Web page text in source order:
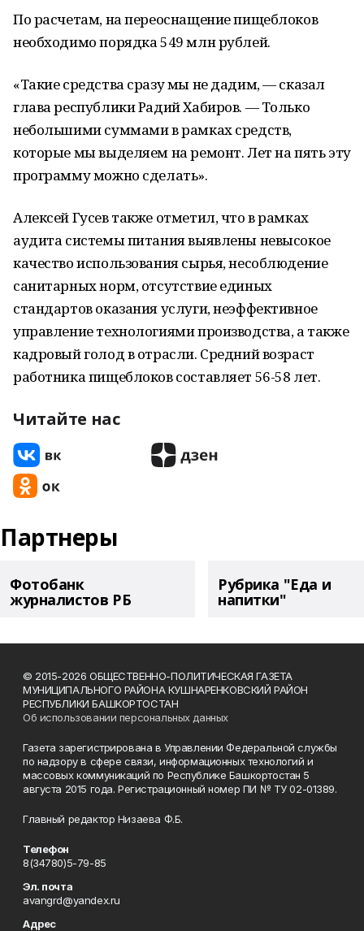
По расчетам, на переоснащение пищеблоков
необходимо порядка 549 млн рублей.
«Такие средства сразу мы не дадим, — сказал
глава республики Радий Хабиров. — Только
небольшими суммами в рамках средств,
которые мы выделяем на ремонт. Лет на пять эту
программу можно сделать».
Алексей Гусев также отметил, что в рамках
аудита системы питания выявлены невысокое
качество использования сырья, несоблюдение
санитарных норм, отсутствие единых
стандартов оказания услуги, неэффективное
управление технологиями производства, а также
кадровый голод в отрасли. Средний возраст
работника пищеблоков составляет 56-58 лет.
Читайте нас
Партнеры
Фотобанк
журналистов РБ
Рубрика "Еда и
напитки"
© 2015-2026 ОБЩЕСТВЕННО-ПОЛИТИЧЕСКАЯ ГАЗЕТА
МУНИЦИПАЛЬНОГО РАЙОНА КУШНАРЕНКОВСКИЙ РАЙОН
РЕСПУБЛИКИ БАШКОРТОСТАН
Об использовании персональных данных
Газета зарегистрирована в Управлении Федеральной службы
по надзору в сфере связи, информационных технологий и
массовых коммуникаций по Республике Башкортостан 5
августа 2015 года. Регистрационный номер ПИ № ТУ 02-01389.
Главный редактор Низаева Ф.Б.
Телефон
8(34780)5-79-85
Эл. почта
avangrd@yandex.ru
Адрес